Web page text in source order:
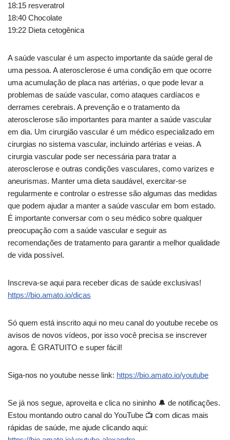
18:15 resveratrol
18:40 Chocolate
19:22 Dieta cetogênica
A saúde vascular é um aspecto importante da saúde geral de
uma pessoa. A aterosclerose é uma condição em que ocorre
uma acumulação de placa nas artérias, o que pode levar a
problemas de saúde vascular, como ataques cardíacos e
derrames cerebrais. A prevenção e o tratamento da
aterosclerose são importantes para manter a saúde vascular
em dia. Um cirurgião vascular é um médico especializado em
cirurgias no sistema vascular, incluindo artérias e veias. A
cirurgia vascular pode ser necessária para tratar a
aterosclerose e outras condições vasculares, como varizes e
aneurismas. Manter uma dieta saudável, exercitar-se
regularmente e controlar o estresse são algumas das medidas
que podem ajudar a manter a saúde vascular em bom estado.
É importante conversar com o seu médico sobre qualquer
preocupação com a saúde vascular e seguir as
recomendações de tratamento para garantir a melhor qualidade
de vida possível.
Inscreva-se aqui para receber dicas de saúde exclusivas!
https://bio.amato.io/dicas
Só quem está inscrito aqui no meu canal do youtube recebe os
avisos de novos vídeos, por isso você precisa se inscrever
agora. É GRATUITO e super fácil!
Siga-nos no youtube nesse link: https://bio.amato.io/youtube
Se já nos segue, aproveita e clica no sininho 🔔 de notificações.
Estou montando outro canal do YouTube 📺️ com dicas mais
rápidas de saúde, me ajude clicando aqui: